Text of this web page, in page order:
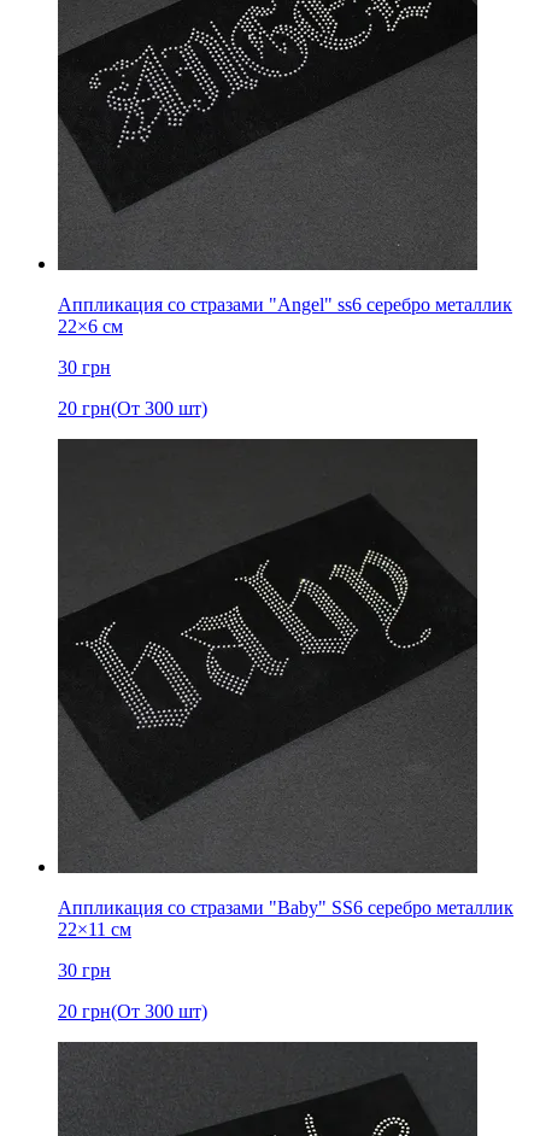
Аппликация со стразами "Angel" ss6 серебро металлик
22×6 см
30 грн
20 грн(От 300 шт)
Аппликация со стразами "Baby" SS6 серебро металлик
22×11 см
30 грн
20 грн(От 300 шт)